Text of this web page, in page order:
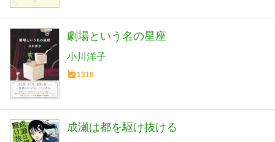
劇場という名の星座
小川洋子
1316
成瀬は都を駆け抜ける